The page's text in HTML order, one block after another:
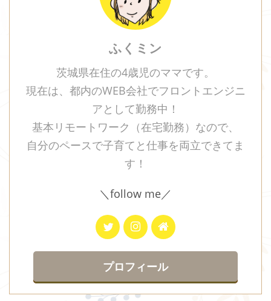
ふくミン
茨城県在住の4歳児のママです。
現在は、都内のWEB会社でフロントエンジニ
アとして勤務中！
基本リモートワーク（在宅勤務）なので、
自分のペースで子育てと仕事を両立できてま
す！
＼follow me／
プロフィール